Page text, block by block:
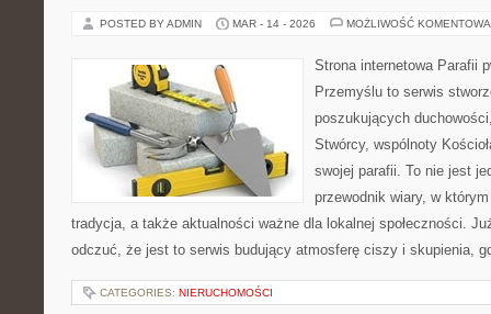
POSTED BY ADMIN MAR - 14 - 2026 MOŻLIWOŚĆ
Strona internetowa Parafii
Przemyślu to serwis
poszukujących
Stwórcy, wspólnoty
swojej parafii. To nie jest
przewodnik wiary, w
tradycja, a także aktualności ważne dla lokalnej społeczności.
odczuć, że jest to serwis budujący atmosferę ciszy i skupienia,
CATEGORIES: NIERUCHOMOŚCI